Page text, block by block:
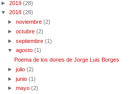
► 2019 (28)
▼ 2018 (28)
►noviembre(2)
►octubre(2)
►septiembre(1)
▼agosto(1)
Poema de los dones de Jorge Luis Borges
►julio(2)
►junio(1)
►mayo(2)